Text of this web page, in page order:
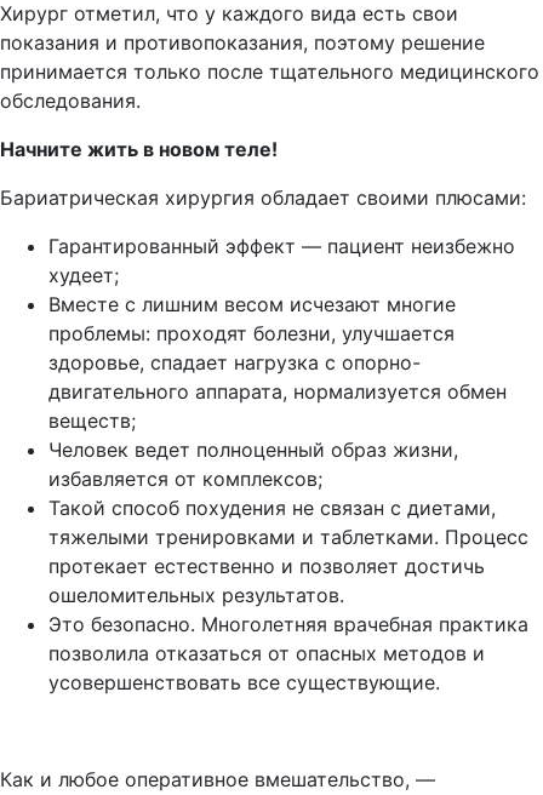
Хирург отметил, что у каждого вида есть свои
показания и противопоказания, поэтому решение
принимается только после тщательного медицинского
обследования.
Начните жить в новом теле!
Бариатрическая хирургия обладает своими плюсами:
Гарантированный эффект — пациент неизбежно
худеет;
Вместе с лишним весом исчезают многие
проблемы: проходят болезни, улучшается
здоровье, спадает нагрузка с опорно-
двигательного аппарата, нормализуется обмен
веществ;
Человек ведет полноценный образ жизни,
избавляется от комплексов;
Такой способ похудения не связан с диетами,
тяжелыми тренировками и таблетками. Процесс
протекает естественно и позволяет достичь
ошеломительных результатов.
Это безопасно. Многолетняя врачебная практика
позволила отказаться от опасных методов и
усовершенствовать все существующие.
Как и любое оперативное вмешательство, —